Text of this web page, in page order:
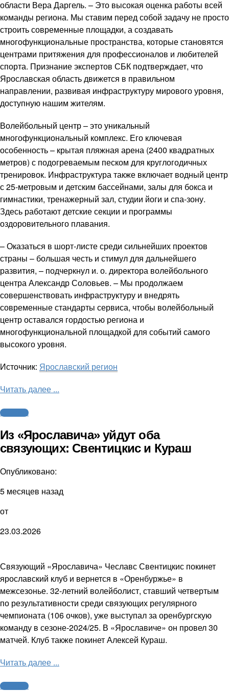
области Вера Даргель. – Это высокая оценка работы всей
команды региона. Мы ставим перед собой задачу не просто
строить современные площадки, а создавать
многофункциональные пространства, которые становятся
центрами притяжения для профессионалов и любителей
спорта. Признание экспертов СБК подтверждает, что
Ярославская область движется в правильном
направлении, развивая инфраструктуру мирового уровня,
доступную нашим жителям.
Волейбольный центр – это уникальный
многофункциональный комплекс. Его ключевая
особенность – крытая пляжная арена (2400 квадратных
метров) с подогреваемым песком для круглогодичных
тренировок. Инфраструктура также включает водный центр
с 25-метровым и детским бассейнами, залы для бокса и
гимнастики, тренажерный зал, студии йоги и спа-зону.
Здесь работают детские секции и программы
оздоровительного плавания.
– Оказаться в шорт-листе среди сильнейших проектов
страны – большая честь и стимул для дальнейшего
развития, – подчеркнул и. о. директора волейбольного
центра Александр Соловьев. – Мы продолжаем
совершенствовать инфраструктуру и внедрять
современные стандарты сервиса, чтобы волейбольный
центр оставался гордостью региона и
многофункциональной площадкой для событий самого
высокого уровня.
Источник: Ярославский регион
Читать далее ...
Волейбол
Из «Ярославича» уйдут оба
связующих: Свентицкис и Кураш
Опубликовано:
5 месяцев назад
от
23.03.2026
Связующий «Ярославича» Чеславс Свентицкис покинет
ярославский клуб и вернется в «Оренбуржье» в
межсезонье. 32-летний волейболист, ставший четвертым
по результативности среди связующих регулярного
чемпионата (106 очков), уже выступал за оренбургскую
команду в сезоне-2024/25. В «Ярославиче» он провел 30
матчей. Клуб также покинет Алексей Кураш.
Читать далее ...
Волейбол